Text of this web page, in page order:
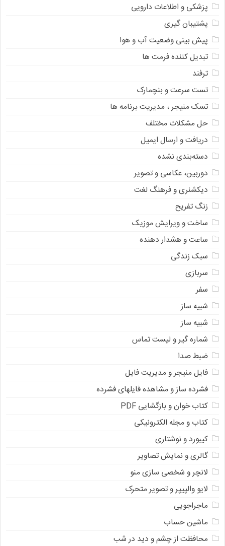
پزشکی و اطلاعات دارویی
پشتیبان گیری
پیش بینی وضعیت آب و هوا
تبدیل کننده فرمت ها
ترفند
تست سرعت و بنچمارک
تسک منیجر ، مدیریت برنامه ها
حل مشکلات مختلف
دریافت و ارسال ایمیل
دسته‌بندی نشده
دوربین، عکاسی و تصویر
دیکشنری و فرهنگ لغت
زنگ تفریح
ساخت و ویرایش موزیک
ساعت و هشدار دهنده
سبک زندگی
سربازی
سفر
شبیه ساز
شبیه ساز
شماره گیر و لیست تماس
ضبط صدا
فایل منیجر و مدیریت فایل
فشرده ساز و مشاهده فایلهای فشرده
کتاب خوان و بازگشایی PDF
کتاب و مجله الکترونیکی
کیبورد و نوشتاری
گالری و نمایش تصاویر
لانچر و شخصی سازی منو
لایو والپیپر و تصویر متحرک
ماجراجویی
ماشین حساب
محافظت از چشم و دید در شب